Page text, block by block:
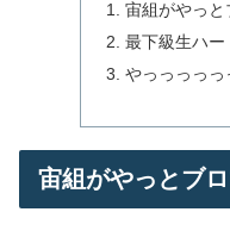
宙組がやっと
最下級生ハー
やっっっっっ
宙組がやっとブ